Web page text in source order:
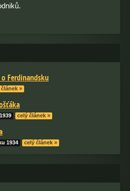
Ferdinandsku
»
celý článek »
1934 celý článek »